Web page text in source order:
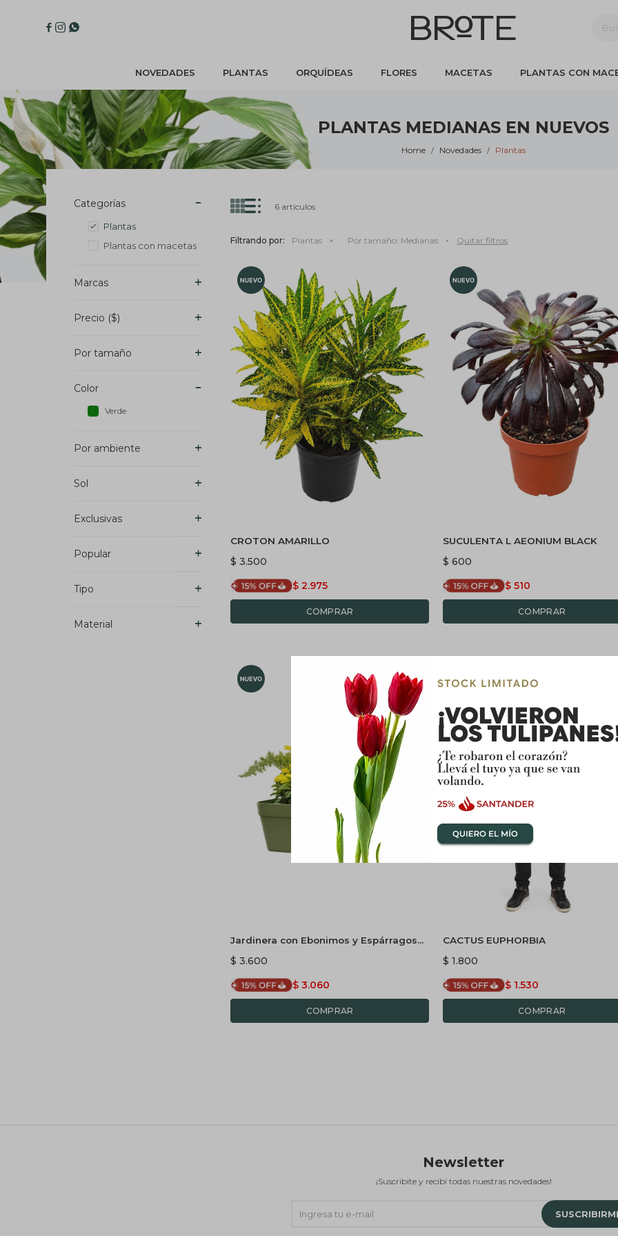
NOVEDADES PLANTAS ORQUÍDEAS FLORES MACETAS PLANTAS CON
  
PLANTAS MEDIANAS EN NUEVOS
Home Novedades Plantas
6 artículos
Filtrando por: Plantas Por tamaño: Medianas Quitar filtros
CROTON AMARILLO
$ 3.500
$ 2.975
SUCULENTA L AEONIUM BLACK
$ 600
$ 510
Jardinera con Ebonimos y Espárragos
con maceta autoriego
$ 3.600
$ 3.060
CACTUS EUPHORBIA
$ 1.800
$ 1.530
Categorías
Plantas
Plantas con macetas
Marcas
Precio ($)
Por tamaño
Color
Verde
Por ambiente
Sol
Exclusivas
Popular
Tipo
Material
Newsletter
¡Suscribite y recibí todas nuestras novedades!